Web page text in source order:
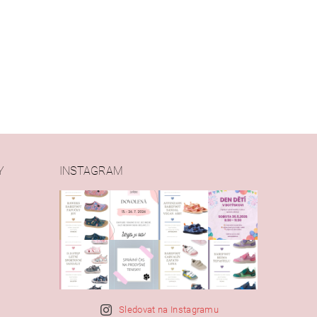
INSTAGRAM
Sledovat na Instagramu